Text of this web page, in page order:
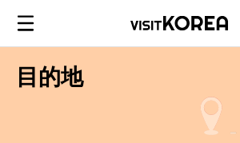
目的地